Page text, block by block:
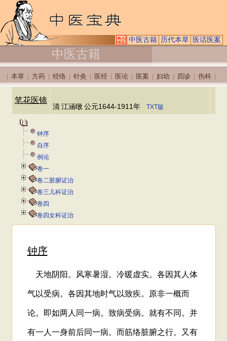
中医古籍 历代本草 医话医案
中医古籍
本草 方药 经络 针灸 医经 医论 医案 妇幼 四诊 伤科
笔花医镜
清 江涵暾 公元1644-1911年 TXT版
钟序
自序
例论
卷一
卷二脏腑证治
卷三儿科证治
卷四
卷四女科证治